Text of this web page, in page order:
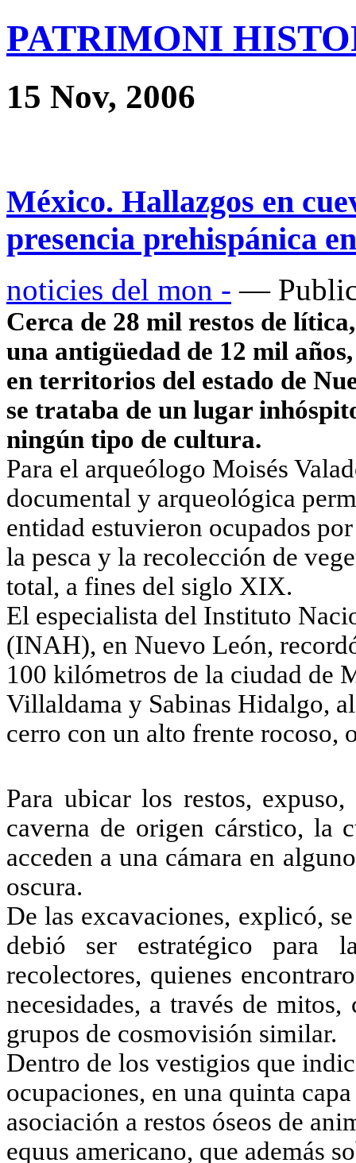
PATRIMONI
15 Nov, 2006
México. Hallazgos en
presencia prehispánica
noticies del mon - —
Cerca de 28 mil restos de
una antigüedad de 12 mil
en territorios del estado de
se trataba de un lugar
ningún tipo de cultura.
Para el arqueólogo Moisés
documental y arqueológica
entidad estuvieron ocupados
la pesca y la recolección de
total, a fines del siglo XIX.
El especialista del Instituto
(INAH), en Nuevo León,
100 kilómetros de la ciudad de
Villaldama y Sabinas Hidalgo,
cerro con un alto frente rocoso,
Para ubicar los restos,
caverna de origen cárstico, la
acceden a una cámara en
oscura.
De las excavaciones, explicó,
debió ser estratégico para
recolectores, quienes
necesidades, a través de
grupos de cosmovisión similar.
Dentro de los vestigios que
ocupaciones, en una quinta
asociación a restos óseos de
equus americano, que además